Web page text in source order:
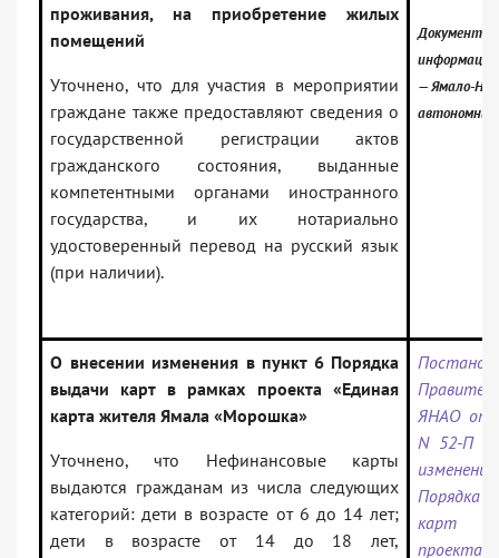
проживания, на приобретение жилых
помещений
Уточнено, что для участия в мероприятии
граждане также предоставляют сведения о
государственной регистрации актов
гражданского состояния, выданные
компетентными органами иностранного
государства, и их нотариально
удостоверенный перевод на русский язык
(при наличии).
Документ
— Ямало-
автономный
О внесении изменения в пункт 6 Порядка
выдачи карт в рамках проекта «Единая
карта жителя Ямала «Морошка»
Уточнено, что Нефинансовые карты
выдаются гражданам из числа следующих
категорий: дети в возрасте от 6 до 14 лет;
дети в возрасте от 14 до 18 лет,
ЯНАО от
N 52-П
карт в